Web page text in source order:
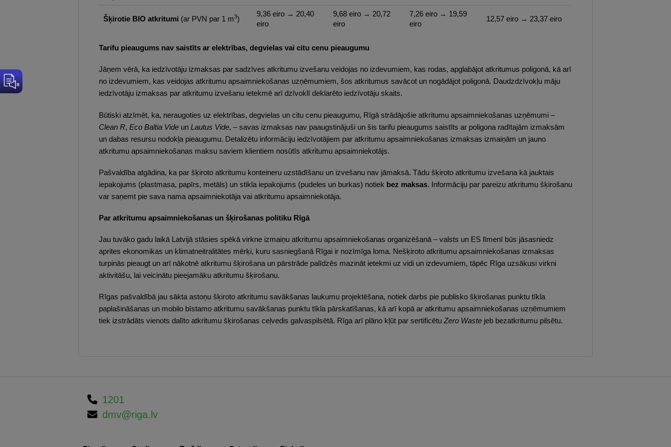
Šķirotie BIO atkritumi (ar PVN par 1 m3)
9,36 eiro → 20,40
eiro
9,68 eiro → 20,72
eiro
7,26 eiro → 19,59
eiro
12,57 eiro → 23,37 eiro
Tarifu pieaugums nav saistīts ar elektrības, degvielas vai citu cenu pieaugumu
Jāņem vērā, ka iedzīvotāju izmaksas par sadzīves atkritumu izvešanu veidojas no izdevumiem, kas rodas, apglabājot atkritumus poligonā, kā arī
no izdevumiem, kas veidojas atkritumu apsaimniekošanas uzņēmumiem, šos atkritumus savācot un nogādājot poligonā. Daudzdzīvokļu māju
iedzīvotāju izmaksas par atkritumu izvešanu ietekmē arī dzīvoklī deklarēto iedzīvotāju skaits.
Būtiski atzīmēt, ka, neraugoties uz elektrības, degvielas un citu cenu pieaugumu, Rīgā strādājošie atkritumu apsaimniekošanas uzņēmumi –
Clean R, Eco Baltia Vide un Lautus Vide, – savas izmaksas nav paaugstinājuši un šis tarifu pieaugums saistīts ar poligona radītajām izmaksām
un dabas resursu nodokļa pieaugumu. Detalizētu informāciju iedzīvotājiem par atkritumu apsaimniekošanas izmaksas izmaiņām un jauno
atkritumu apsaimniekošanas maksu saviem klientiem nosūtīs atkritumu apsaimniekotājs.
Pašvaldība atgādina, ka par šķiroto atkritumu konteineru uzstādīšanu un izvešanu nav jāmaksā. Tādu šķiroto atkritumu izvešana kā jauktais
iepakojums (plastmasa, papīrs, metāls) un stikla iepakojums (pudeles un burkas) notiek bez maksas. Informāciju par pareizu atkritumu šķirošanu
var saņemt pie sava nama apsaimniekotāja vai atkritumu apsaimniekotāja.
Par atkritumu apsaimniekošanas un šķirošanas politiku Rīgā
Jau tuvāko gadu laikā Latvijā stāsies spēkā virkne izmaiņu atkritumu apsaimniekošanas organizēšanā – valsts un ES līmenī būs jāsasniedz
aprites ekonomikas un klimatneitralitātes mērķi, kuru sasniegšanā Rīgai ir nozīmīga loma. Nešķiroto atkritumu apsaimniekošanas izmaksas
turpinās pieaugt un arī nākotnē atkritumu šķirošana un pārstrāde palīdzēs mazināt ietekmi uz vidi un izdevumiem, tāpēc Rīga uzsākusi virkni
aktivitāšu, lai veicinātu pieejamāku atkritumu šķirošanu.
Rīgas pašvaldībā jau sākta astoņu šķiroto atkritumu savākšanas laukumu projektēšana, notiek darbs pie publisko šķirošanas punktu tīkla
paplašināšanas un mobilo bīstamo atkritumu savākšanas punktu tīkla pārskatīšanas, kā arī kopā ar atkritumu apsaimniekošanas uzņēmumiem
tiek izstrādāts vienots dalīto atkritumu šķirošanas ceļvedis galvaspilsētā. Rīga arī plāno kļūt par sertificētuZero Waste jeb bezatkritumu pilsētu.
1201
dmv@riga.lv